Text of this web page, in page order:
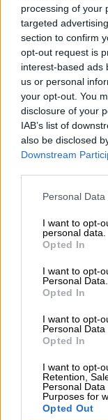
processing of your
targeted
section to confirm
opt-out request is
interest-based ads
us or personal
your opt-out. You
disclosure of your
IAB’s list of
also be disclosed
Downstream
Personal
I want to opt-
personal data.
Opted In
I want to opt-
Personal Data.
Opted In
I want to opt-
Personal Data
Opted In
I want to opt-
Retention,
Personal
Purposes for
Opted Out
India